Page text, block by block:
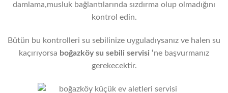
damlama,musluk bağlantılarında sızdırma olup olmadığını
kontrol edin.
Bütün bu kontrolleri su sebilinize uyguladıysanız ve halen su
kaçırıyorsa boğazköysu sebili servisi ‘ne başvurmanız
gerekecektir.